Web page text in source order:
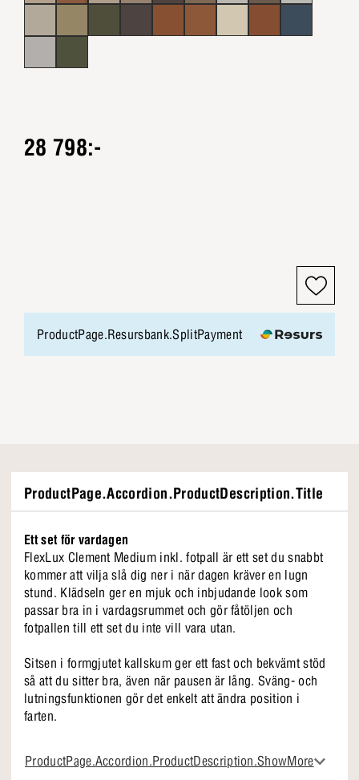
28 798:-
ProductPage.Resursbank.SplitPayment
ProductPage.Accordion.ProductDescription.Title
Ett set för vardagen
FlexLux Clement Medium inkl. fotpall är ett set du snabbt
kommer att vilja slå dig ner i när dagen kräver en lugn
stund. Klädseln ger en mjuk och inbjudande look som
passar bra in i vardagsrummet och gör fåtöljen och
fotpallen till ett set du inte vill vara utan.
Sitsen i formgjutet kallskum ger ett fast och bekvämt stöd
så att du sitter bra, även när pausen är lång. Sväng- och
lutningsfunktionen gör det enkelt att ändra position i
farten.
Varför FlexLux Clement Medium inkl. fotpall
Formpressat kallskum med fast och bekvämt stöd
ProductPage.Accordion.ProductDescription.ShowMore